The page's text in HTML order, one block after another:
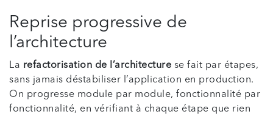
Reprise progressive de
l’architecture
La refactorisation de l’architecture se fait par étapes,
sans jamais déstabiliser l’application en production.
On progresse module par module, fonctionnalité par
fonctionnalité, en vérifiant à chaque étape que rien